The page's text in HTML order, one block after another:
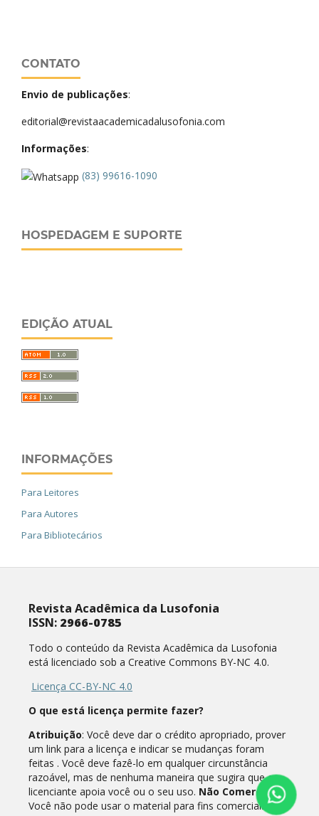
CONTATO
Envio de publicações:
editorial@revistaacademicadalusofonia.com
Informações:
(83) 99616-1090
HOSPEDAGEM E SUPORTE
EDIÇÃO ATUAL
INFORMAÇÕES
Para Leitores
Para Autores
Para Bibliotecários
Revista Acadêmica da Lusofonia
ISSN: 2966-0785
Todo o conteúdo da Revista Acadêmica da Lusofonia
está licenciado sob a Creative Commons BY-NC 4.0.
Licença CC-BY-NC 4.0
O que está licença permite fazer?
Atribuição: Você deve dar o crédito apropriado, prover
um link para a licença e indicar se mudanças foram
feitas . Você deve fazê-lo em qualquer circunstância
razoável, mas de nenhuma maneira que sugira que o
licenciante apoia você ou o seu uso. Não Comercial:
Você não pode usar o material para fins comerciais.